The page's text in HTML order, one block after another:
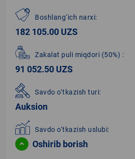
Boshlang‘ich narxi:
182 105.00 UZS
Zakalat puli miqdori (50%) :
91 052.50 UZS
Savdo o‘tkazish turi:
Auksion
Savdo o‘tkazish uslubi:
Oshirib borish